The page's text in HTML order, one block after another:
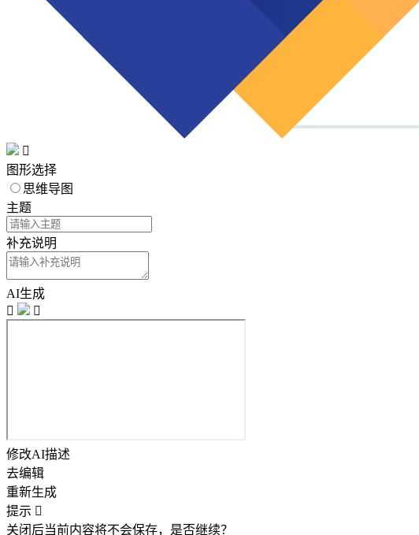

图形选择
思维导图
主题
补充说明
AI生成


修改AI描述
去编辑
重新生成
提示 
关闭后当前内容将不会保存，是否继续？